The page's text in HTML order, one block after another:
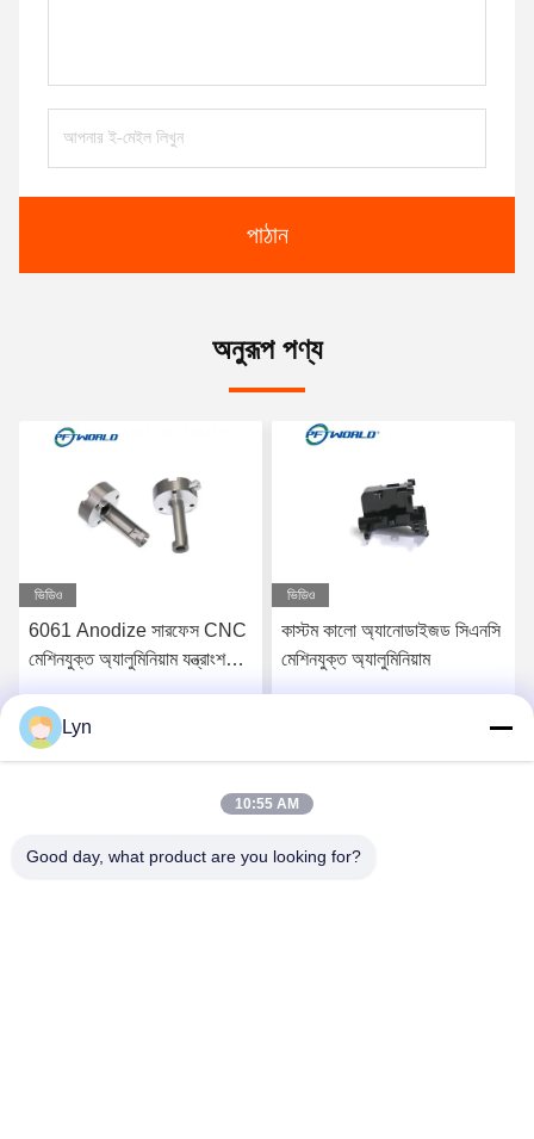
পাঠান
অনুরূপ পণ্য
ভিডিও
কাস্টম কালো অ্যানোডাইজড সিএনসি
মেশিনযুক্ত অ্যালুমিনিয়াম
ভিডিও
কাস্টম স্যান্ডব্লাস্টিং লেজার
এনগ্রেভিং সিএনসি অ্যালুমিনিয়াম
Lyn
10:55 AM
Good day, what product are you looking for?